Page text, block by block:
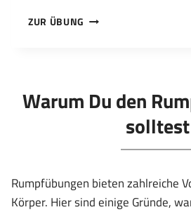
ZUR ÜBUNG DIE
Warum Du den
solltest
Rumpfübungen bieten zahlreiche
Körper. Hier sind einige Gründe,